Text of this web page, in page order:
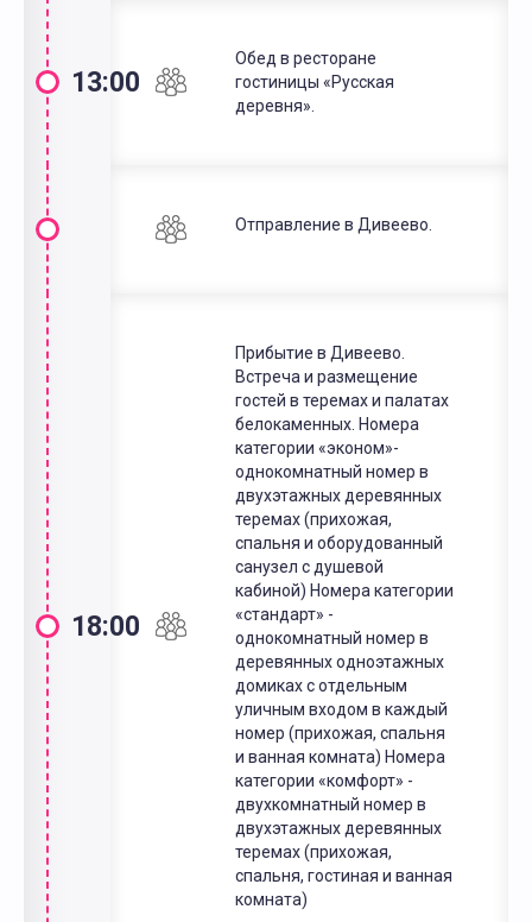
13:00
Обед в ресторане
гостиницы «Русская
деревня».
Отправление в Дивеево.
18:00
Прибытие в Дивеево.
Встреча и размещение
гостей в теремах и палатах
белокаменных. Номера
категории «эконом»-
однокомнатный номер в
двухэтажных деревянных
теремах (прихожая,
спальня и оборудованный
санузел с душевой
кабиной) Номера категории
«стандарт» -
однокомнатный номер в
деревянных одноэтажных
домиках с отдельным
уличным входом в каждый
номер (прихожая, спальня
и ванная комната) Номера
категории «комфорт» -
двухкомнатный номер в
двухэтажных деревянных
теремах (прихожая,
спальня, гостиная и ванная
комната)